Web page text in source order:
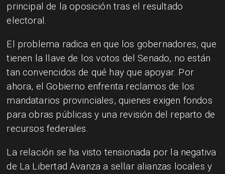
principal de la oposición tras el resultado
electoral.
El problema radica en que los gobernadores, que
tienen la llave de los votos del Senado, no están
tan convencidos de qué hay que apoyar. Por
ahora, el Gobierno enfrenta reclamos de los
mandatarios provinciales, quienes exigen fondos
para obras públicas y una revisión del reparto de
recursos federales.
La relación se ha visto tensionada por la negativa
de La Libertad Avanza a sellar alianzas locales y